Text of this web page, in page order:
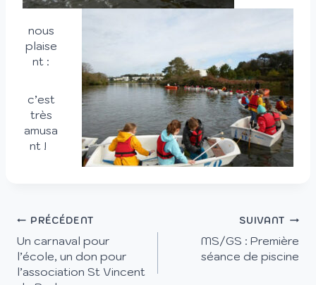
nous
plaise
nt :
c’est
très
amusa
nt !
PRÉCÉDENT
Un carnaval pour
l’école, un don pour
l’association St Vincent
SUIVANT
MS/GS : Première
séance de piscine